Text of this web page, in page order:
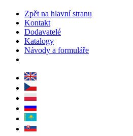
Zpět na hlavní stranu
Kontakt
Dodavatelé
Katalogy
Návody a formuláře